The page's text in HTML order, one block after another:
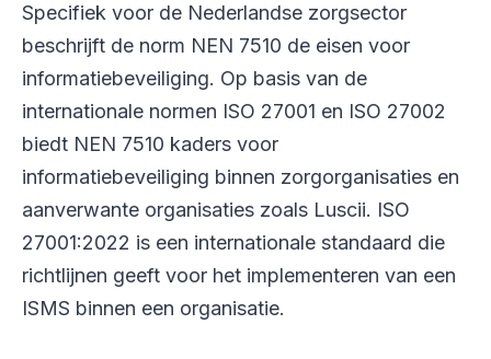
Specifiek voor de Nederlandse zorgsector
beschrijft de norm NEN 7510 de eisen voor
informatiebeveiliging. Op basis van de
internationale normen ISO 27001 en ISO 27002
biedt NEN 7510 kaders voor
informatiebeveiliging binnen zorgorganisaties en
aanverwante organisaties zoals Luscii. ISO
27001:2022 is een internationale standaard die
richtlijnen geeft voor het implementeren van een
ISMS binnen een organisatie.